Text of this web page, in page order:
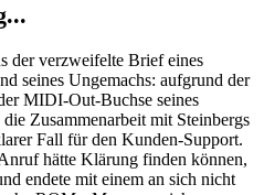
der verzweifelte Brief eines
seines Ungemachs: aufgrund der
MIDI-Out-Buchse seines
Zusammenarbeit mit Steinbergs
Fall für den Kunden-Support.
hätte Klärung finden können,
endete mit einem an sich nicht